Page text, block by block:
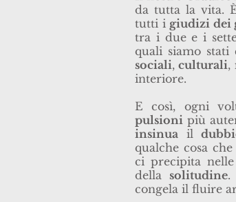
da tutta la vita.
tutti i giudizi dei
tra i due e i
quali siamo
sociali,culturali,
interiore.
E così, ogni
pulsioni più
insinua il
qualche cosa che
ci precipita
della solitudine.
congela il fluire